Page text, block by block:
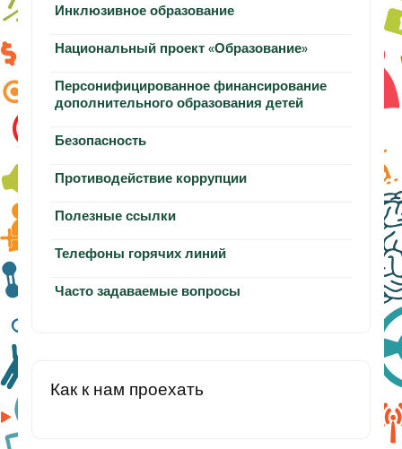
Инклюзивное образование
Национальный проект «Образование»
Персонифицированное финансирование
дополнительного образования детей
Безопасность
Противодействие коррупции
Полезные ссылки
Телефоны горячих линий
Часто задаваемые вопросы
Как к нам проехать